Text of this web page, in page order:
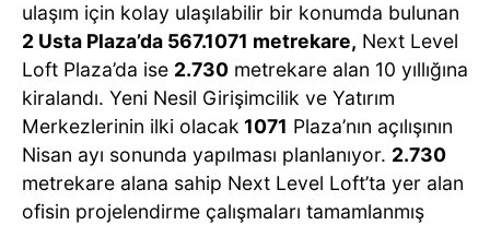
ulaşım için kolay ulaşılabilir bir konumda bulunan
2 Usta Plaza’da 567.1071 metrekare, Next Level
Loft Plaza’da ise 2.730 metrekare alan 10 yıllığına
kiralandı. Yeni Nesil Girişimcilik ve Yatırım
Merkezlerinin ilki olacak 1071 Plaza’nın açılışının
Nisan ayı sonunda yapılması planlanıyor. 2.730
metrekare alana sahip Next Level Loft’ta yer alan
ofisin projelendirme çalışmaları tamamlanmış